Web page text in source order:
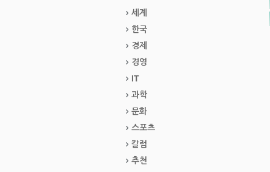
세계
한국
경제
경영
IT
과학
문화
스포츠
칼럼
추천